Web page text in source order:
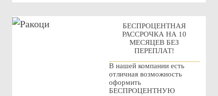
БЕСПРОЦЕНТНАЯ
РАССРОЧКА НА 10
МЕСЯЦЕВ БЕЗ
ПЕРЕПЛАТ!
В нашей компании есть
отличная возможность
оформить
БЕСПРОЦЕНТНУЮ